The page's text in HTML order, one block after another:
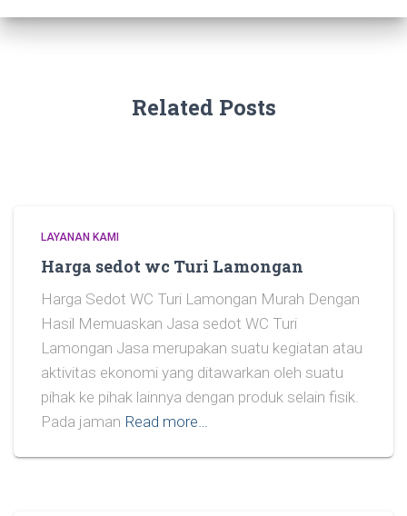
Related Posts
LAYANAN KAMI
Harga sedot wc Turi Lamongan
Harga Sedot WC Turi Lamongan Murah Dengan
Hasil Memuaskan Jasa sedot WC Turi
Lamongan Jasa merupakan suatu kegiatan atau
aktivitas ekonomi yang ditawarkan oleh suatu
pihak ke pihak lainnya dengan produk selain fisik.
Pada jaman Read more…